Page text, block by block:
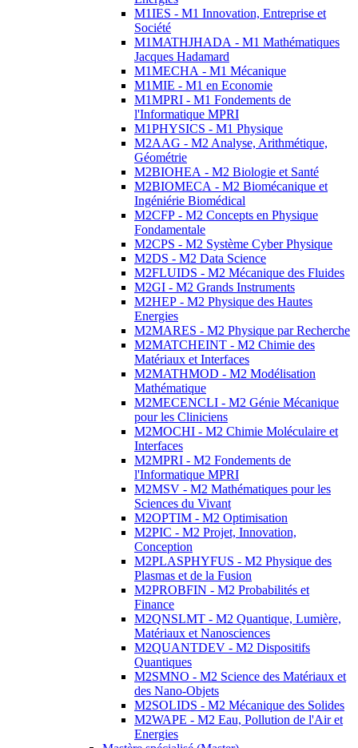
M1IES - M1 Innovation, Entreprise et
Société
M1MATHJHADA - M1 Mathématiques
Jacques Hadamard
M1MECHA - M1 Mécanique
M1MIE - M1 en Economie
M1MPRI - M1 Fondements de
l'Informatique MPRI
M1PHYSICS - M1 Physique
M2AAG - M2 Analyse, Arithmétique,
Géométrie
M2BIOHEA - M2 Biologie et Santé
M2BIOMECA - M2 Biomécanique et
Ingéniérie Biomédical
M2CFP - M2 Concepts en Physique
Fondamentale
M2CPS - M2 Système Cyber Physique
M2DS - M2 Data Science
M2FLUIDS - M2 Mécanique des Fluides
M2GI - M2 Grands Instruments
M2HEP - M2 Physique des Hautes
Energies
M2MARES - M2 Physique par Recherche
M2MATCHEINT - M2 Chimie des
Matériaux et Interfaces
M2MATHMOD - M2 Modélisation
Mathématique
M2MECENCLI - M2 Génie Mécanique
pour les Cliniciens
M2MOCHI - M2 Chimie Moléculaire et
Interfaces
M2MPRI - M2 Fondements de
l'Informatique MPRI
M2MSV - M2 Mathématiques pour les
Sciences du Vivant
M2OPTIM - M2 Optimisation
M2PIC - M2 Projet, Innovation,
Conception
M2PLASPHYFUS - M2 Physique des
Plasmas et de la Fusion
M2PROBFIN - M2 Probabilités et
Finance
M2QNSLMT - M2 Quantique, Lumière,
Matériaux et Nanosciences
M2QUANTDEV - M2 Dispositifs
Quantiques
M2SMNO - M2 Science des Matériaux et
des Nano-Objets
M2SOLIDS - M2 Mécanique des Solides
M2WAPE - M2 Eau, Pollution de l'Air et
Energies